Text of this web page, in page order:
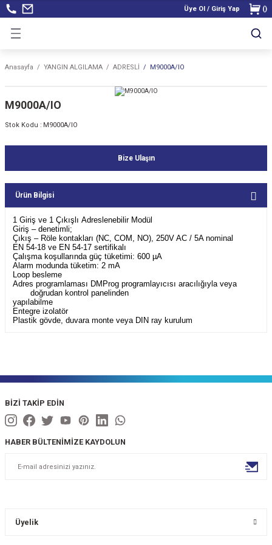
Üye Ol / Giriş Yap ()
Anasayfa YANGIN ALGILAMA ADRESLİ M9000A/IO
M9000A/IO
Stok Kodu : M9000A/IO
Bize Ulaşın
Ürün Bilgisi
1 Giriş ve 1 Çıkışlı Adreslenebilir Modül
Giriş – denetimli;
Çıkış – Röle kontakları (NC, COM, NO), 250V AC / 5A nominal
EN 54-18 ve EN 54-17 sertifikalı
Çalışma koşullarında güç tüketimi: 600 µA
Alarm modunda tüketim: 2 mA
Loop besleme
Adres programlaması DMProg programlayıcısı aracılığıyla veya
doğrudan kontrol panelinden
yapılabilme
Entegre izolatör
Plastik gövde, duvara monte veya DIN ray kurulum
BİZİ TAKİP EDİN
HABER BÜLTENİMİZE KAYDOLUN
Üyelik